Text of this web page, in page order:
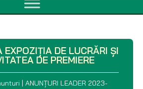
EXPOZIȚIA DE LUCRĂRI ȘI
DE PREMIERE
| ANUNȚURI LEADER 2023-